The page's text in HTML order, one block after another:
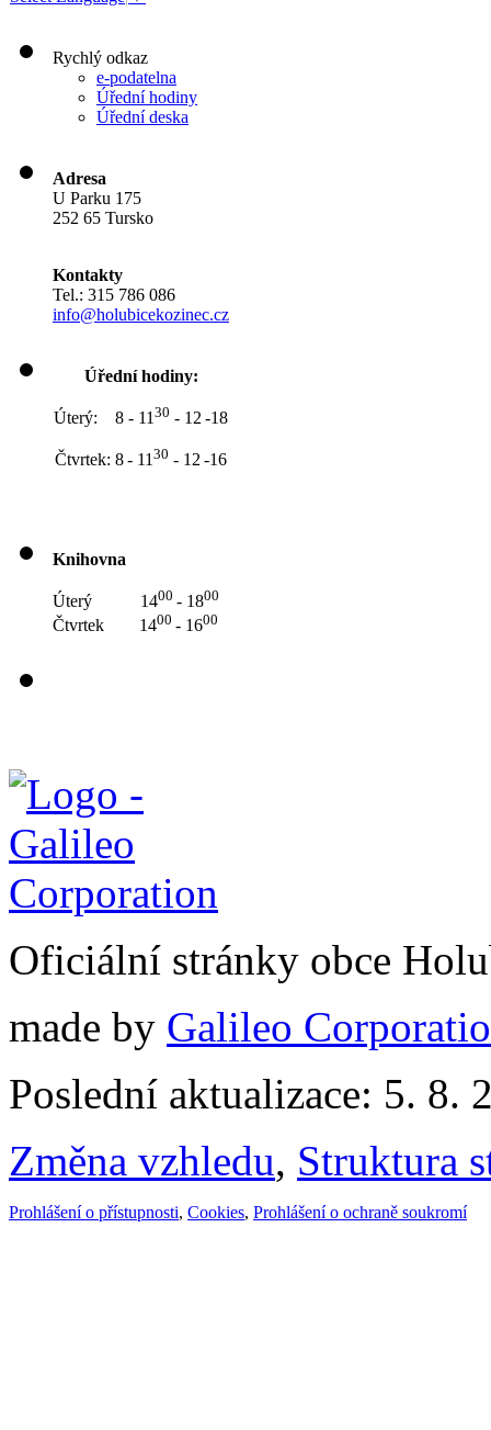
Rychlý odkaz
e-podatelna
Úřední hodiny
Úřední deska
Adresa
U Parku 175
252 65 Tursko
Kontakty
Tel.: 315 786 086
info@holubicekozinec.cz
Úřední hodiny:
Úterý: 8 - 1130 - 12-18
Čtvrtek: 8- 1130 - 12-16
Knihovna
Úterý 1400 - 1800
Čtvrtek 1400 - 1600
Oficiální stránky obce
made by Galileo
Poslední aktualizace: 5. 8.
Změna vzhledu, Struktura
Prohlášení o přístupnosti, Cookies, Prohlášení o ochraně soukromí